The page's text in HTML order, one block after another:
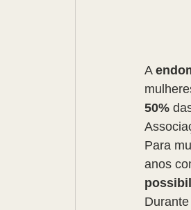
A
50%
Para
anos